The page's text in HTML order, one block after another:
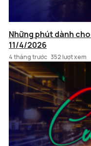
Những phút dành
11/4/2026
4 tháng trước 352 lượt xem